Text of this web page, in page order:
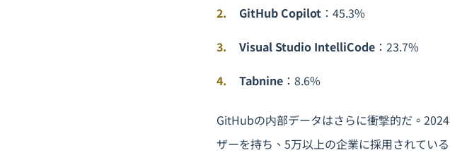
GitHub Copilot ：45.3%
Visual Studio IntelliCode ：23.7%
Tabnine ：8.6%
GitHubの内部データはさらに衝撃的だ。
ザーを持ち、5万以上の企業に採用されている